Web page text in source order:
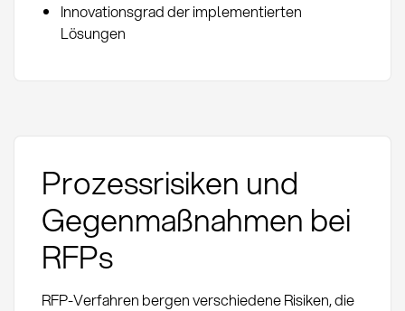
Innovationsgrad der implementierten
Lösungen
Prozessrisiken und
Gegenmaßnahmen bei
RFPs
RFP-Verfahren bergen verschiedene Risiken, die